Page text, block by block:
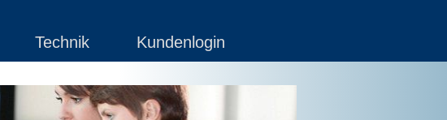
Technik Kundenlogin